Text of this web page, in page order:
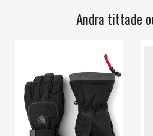
Andra tittade